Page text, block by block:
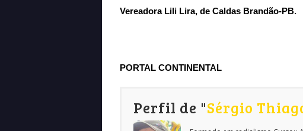
Vereadora Lili Lira, de Caldas Brandão-PB.
PORTAL CONTINENTAL
Perfil de "Sérgio